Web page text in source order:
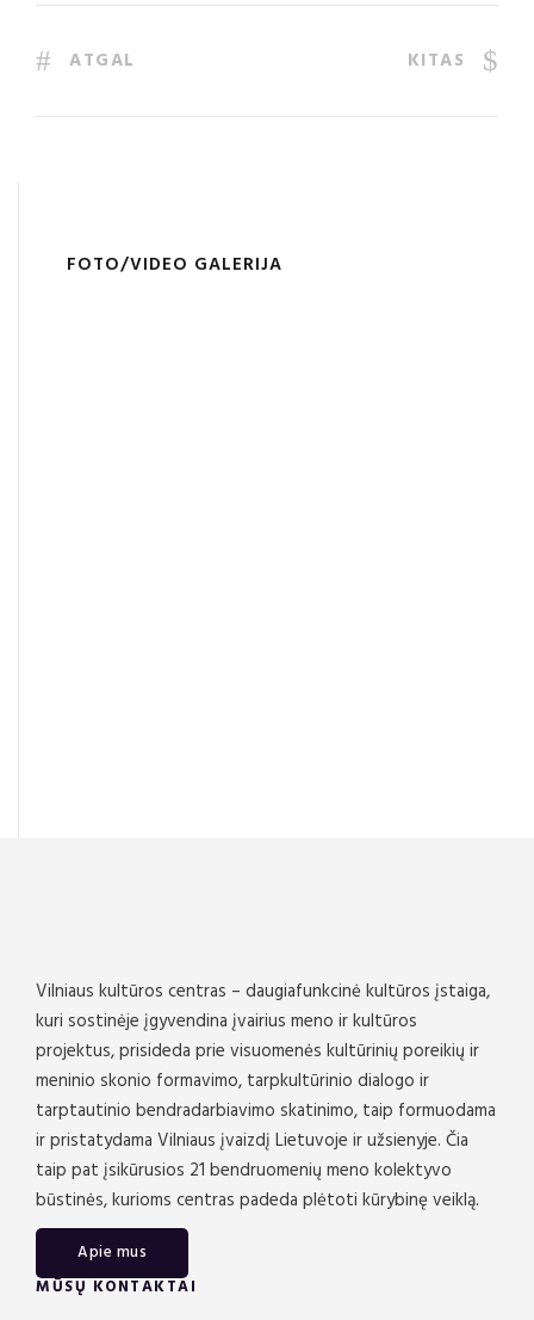
ATGAL KITAS
FOTO/VIDEO GALERIJA
Vilniaus kultūros centras – daugiafunkcinė kultūros įstaiga,
kuri sostinėje įgyvendina įvairius meno ir kultūros
projektus, prisideda prie visuomenės kultūrinių poreikių ir
meninio skonio formavimo, tarpkultūrinio dialogo ir
tarptautinio bendradarbiavimo skatinimo, taip formuodama
ir pristatydama Vilniaus įvaizdį Lietuvoje ir užsienyje. Čia
taip pat įsikūrusios 21 bendruomenių meno kolektyvo
būstinės, kurioms centras padeda plėtoti kūrybinę veiklą.
Apie mus
MŪSŲ KONTAKTAI